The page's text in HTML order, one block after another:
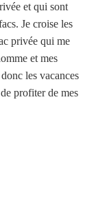
et qui sont
Je croise les
privée qui me
et mes
les vacances
profiter de mes